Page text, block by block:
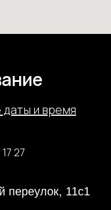
и время
27
переулок, 11с1